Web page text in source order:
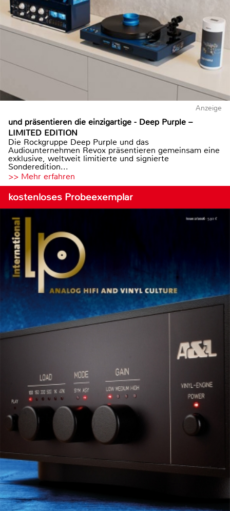
Anzeige
und präsentieren die einzigartige - Deep Purple –
LIMITED EDITION
Die Rockgruppe Deep Purple und das
Audiounternehmen Revox präsentieren gemeinsam eine
exklusive, weltweit limitierte und signierte
Sonderedition...
>> Mehr erfahren
kostenloses Probeexemplar